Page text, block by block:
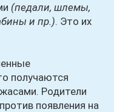
(педали, шлемы,
и пр.). Это их
получаются
Родители
появления на